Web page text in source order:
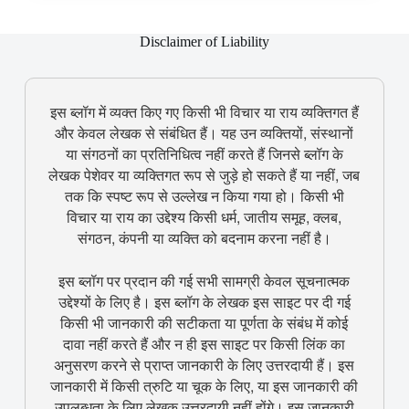
Disclaimer of Liability
इस ब्लॉग में व्यक्त किए गए किसी भी विचार या राय व्यक्तिगत हैं
और केवल लेखक से संबंधित हैं। यह उन व्यक्तियों, संस्थानों
या संगठनों का प्रतिनिधित्व नहीं करते हैं जिनसे ब्लॉग के
लेखक पेशेवर या व्यक्तिगत रूप से जुड़े हो सकते हैं या नहीं, जब
तक कि स्पष्ट रूप से उल्लेख न किया गया हो। किसी भी
विचार या राय का उद्देश्य किसी धर्म, जातीय समूह, क्लब,
संगठन, कंपनी या व्यक्ति को बदनाम करना नहीं है।
इस ब्लॉग पर प्रदान की गई सभी सामग्री केवल सूचनात्मक
उद्देश्यों के लिए है। इस ब्लॉग के लेखक इस साइट पर दी गई
किसी भी जानकारी की सटीकता या पूर्णता के संबंध में कोई
दावा नहीं करते हैं और न ही इस साइट पर किसी लिंक का
अनुसरण करने से प्राप्त जानकारी के लिए उत्तरदायी हैं। इस
जानकारी में किसी त्रुटि या चूक के लिए, या इस जानकारी की